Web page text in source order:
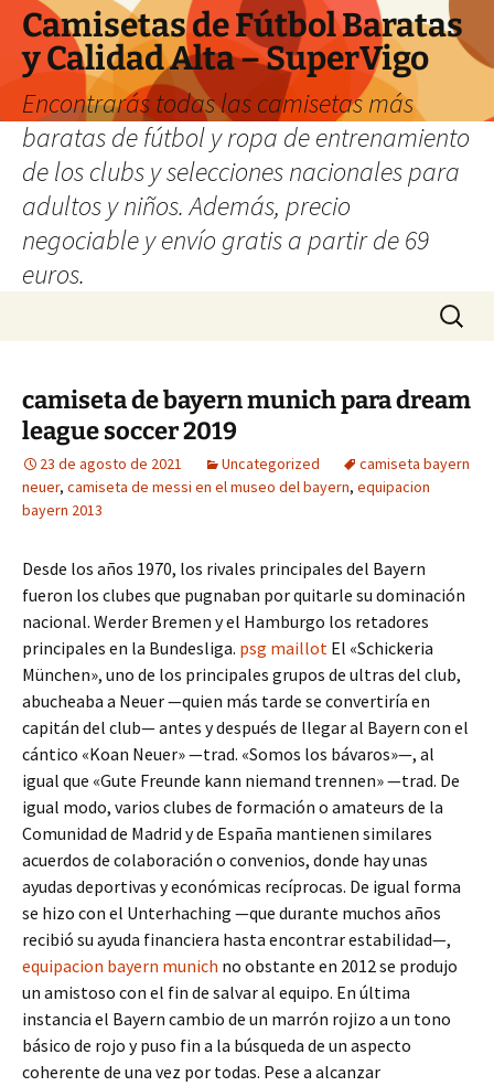
Camisetas de Fútbol Baratas
y Calidad Alta – SuperVigo
Encontrarás todas las camisetas más
baratas de fútbol y ropa de entrenamiento
de los clubs y selecciones nacionales para
adultos y niños. Además, precio
negociable y envío gratis a partir de 69
euros.
Buscar:
camiseta de bayern munich para dream
league soccer 2019
23 de agosto de 2021 Uncategorized
camiseta bayern
neuer, camiseta de messi en el museo del bayern, equipacion
bayern 2013
Desde los años 1970, los rivales principales del Bayern
fueron los clubes que pugnaban por quitarle su dominación
nacional. Werder Bremen y el Hamburgo los retadores
principales en la Bundesliga. psg maillot El «Schickeria
München», uno de los principales grupos de ultras del club,
abucheaba a Neuer —quien más tarde se convertiría en
capitán del club— antes y después de llegar al Bayern con el
cántico «Koan Neuer» —trad. «Somos los bávaros»—, al
igual que «Gute Freunde kann niemand trennen» —trad. De
igual modo, varios clubes de formación o amateurs de la
Comunidad de Madrid y de España mantienen similares
acuerdos de colaboración o convenios, donde hay unas
ayudas deportivas y económicas recíprocas. De igual forma
se hizo con el Unterhaching —que durante muchos años
recibió su ayuda financiera hasta encontrar estabilidad—,
equipacion bayern munich no obstante en 2012 se produjo
un amistoso con el fin de salvar al equipo. En última
instancia el Bayern cambio de un marrón rojizo a un tono
básico de rojo y puso fin a la búsqueda de un aspecto
coherente de una vez por todas. Pese a alcanzar